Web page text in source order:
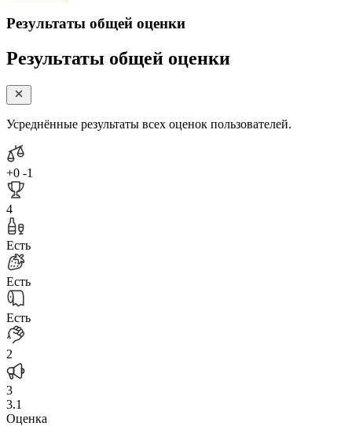
Результаты общей оценки
Результаты общей оценки
Усреднённые результаты всех оценок пользователей.
+0 -1
4
Есть
Есть
Есть
2
3
3.1
Оценка